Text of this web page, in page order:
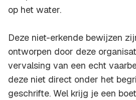
op het water.
Deze niet-erkende bewijzen
ontworpen door deze
vervalsing van een echt
deze niet direct onder het
geschrifte. Wel krijg je een